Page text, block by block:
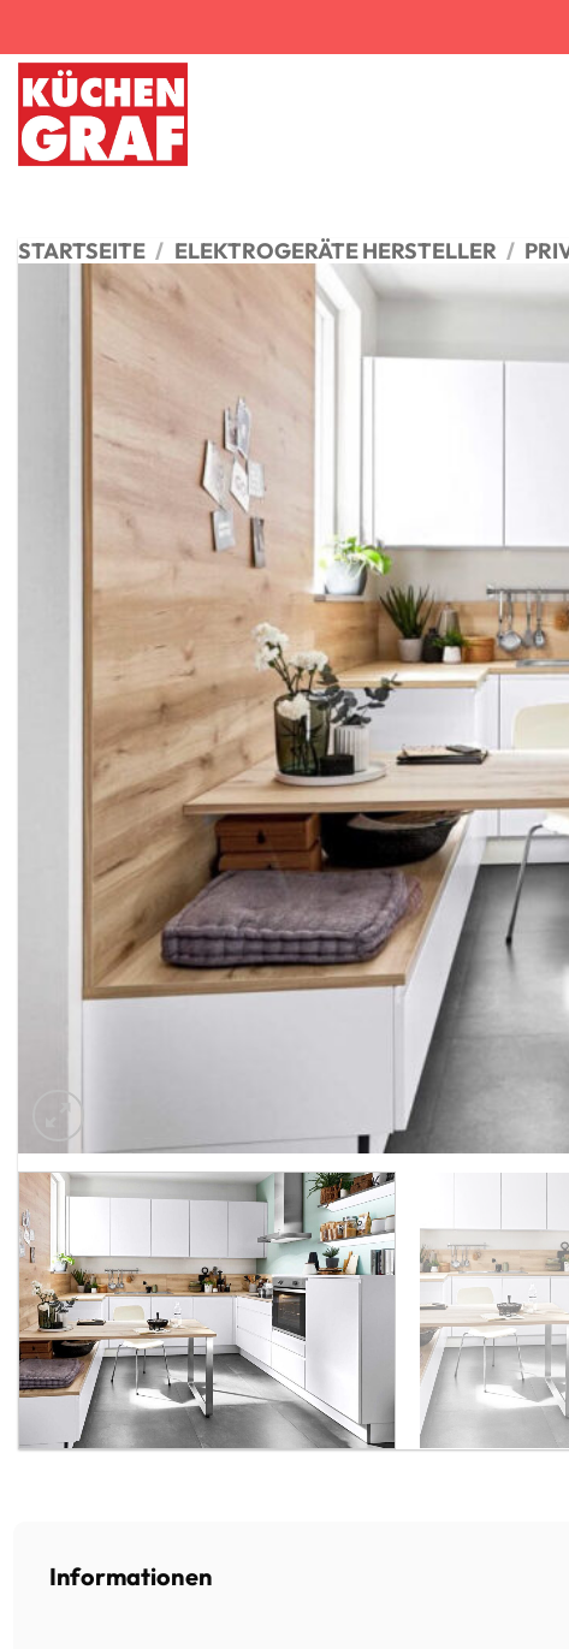
Inhalt
springen
STARTSEITE / ELEKTROGERÄTE HERSTELLER /
Informationen